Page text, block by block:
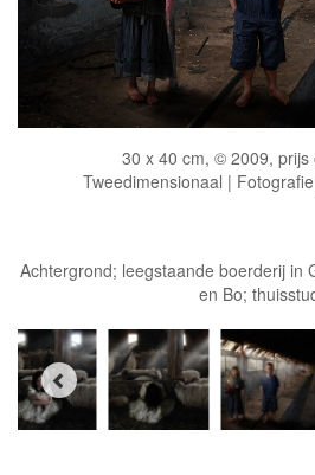
30 x 40 cm, © 2009, prijs
Tweedimensionaal |
Achtergrond; leegstaande boerderij in
en Bo;